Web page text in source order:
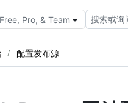
Free, Pro, & Team 搜索或询
配置发布源